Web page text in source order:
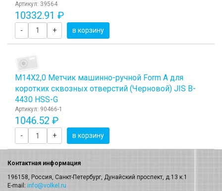
Артикул: 39564
10332.91 ₽
- + в корзину
М14Х2,0 Метчик машинно-ручной Form A для
коротких сквозных отверстий (Черновой) JIS B-
4430 HSS-G
Артикул: 90466-1
1046.52 ₽
- + в корзину
Контактная информация
196158, Россия, Санкт-Петербург, Дунайский проспект, д.13 к.1
E-mail: info@volkel.ru